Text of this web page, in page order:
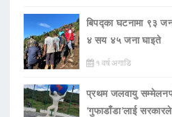
बिपद्का घटनामा ९३
४ सय ४५ जना घाइते
१ वर्ष अगाडि
प्रथम जलवायु
‘गुफाडाँडा’लाई